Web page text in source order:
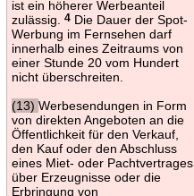
ist ein höherer Werbeanteil
zulässig.
4Die Dauer der Spot-
Werbung im Fernsehen darf
innerhalb eines Zeitraums von
einer Stunde 20 vom Hundert
nicht überschreiten.
(13) Werbesendungen in Form
von direkten Angeboten an die
Öffentlichkeit für den Verkauf,
den Kauf oder den Abschluss
eines Miet- oder Pachtvertrages
über Erzeugnisse oder die
Erbringung von